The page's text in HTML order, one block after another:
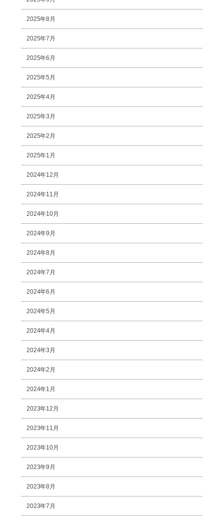
2025年8月
2025年7月
2025年6月
2025年5月
2025年4月
2025年3月
2025年2月
2025年1月
2024年12月
2024年11月
2024年10月
2024年9月
2024年8月
2024年7月
2024年6月
2024年5月
2024年4月
2024年3月
2024年2月
2024年1月
2023年12月
2023年11月
2023年10月
2023年9月
2023年8月
2023年7月